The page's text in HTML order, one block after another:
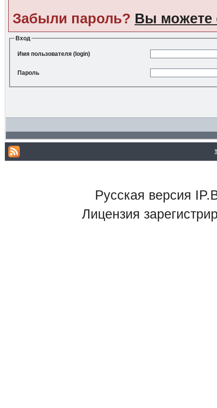
Забыли пароль? Вы можете
Вход
Имя пользователя (login)
Пароль
Русская версия
Лицензия